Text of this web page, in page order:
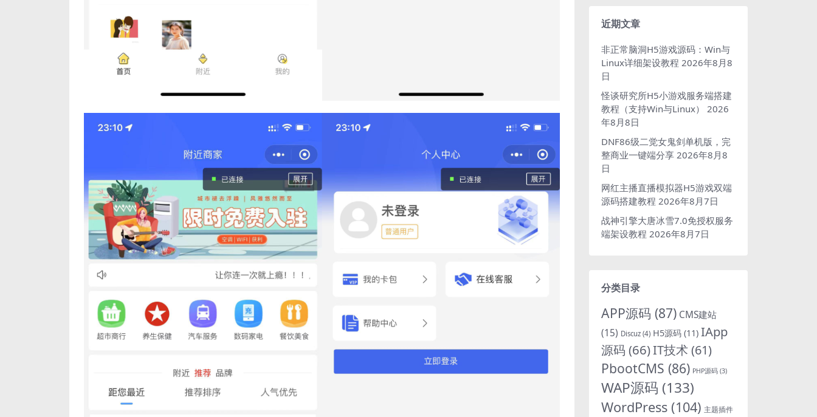
近期文章
非正常脑洞H5游戏源码：Win与
Linux详细架设教程 2026年8月8
日
怪谈研究所H5小游戏服务端搭建
教程（支持Win与Linux）
2026
年8月8日
DNF86级二觉女鬼剑单机版，完
整商业一键端分享 2026年8月8
日
网红主播直播模拟器H5游戏双端
源码搭建教程 2026年8月7日
战神引擎大唐冰雪7.0免授权服务
端架设教程 2026年8月7日
分类目录
APP源码 (87) CMS建站
(15) Discuz (4) H5源码 (11) IApp
源码 (66)IT技术(61)
PbootCMS (86) PHP源码 (3)
WAP源码 (133)
WordPress (104) 主题插件